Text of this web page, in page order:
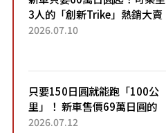
3人的「創新Trike」熱銷大賣
成為人氣車款！「養車成本真
2026.07.10
只要150日圓就能跑「100公
里」！ 新車售價69萬日圓的
「3人座」Trike大受歡迎！ 順
2026.07.12